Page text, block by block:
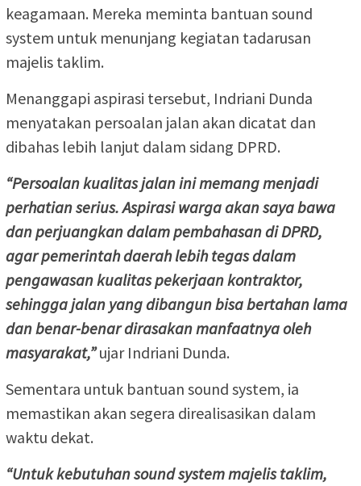
keagamaan. Mereka meminta bantuan sound
system untuk menunjang kegiatan tadarusan
majelis taklim.
Menanggapi aspirasi tersebut, Indriani Dunda
menyatakan persoalan jalan akan dicatat dan
dibahas lebih lanjut dalam sidang DPRD.
“Persoalan kualitas jalan ini memang menjadi
perhatian serius. Aspirasi warga akan saya bawa
dan perjuangkan dalam pembahasan di DPRD,
agar pemerintah daerah lebih tegas dalam
pengawasan kualitas pekerjaan kontraktor,
sehingga jalan yang dibangun bisa bertahan lama
dan benar-benar dirasakan manfaatnya oleh
masyarakat,”ujar Indriani Dunda.
Sementara untuk bantuan sound system, ia
memastikan akan segera direalisasikan dalam
waktu dekat.
“Untuk kebutuhan sound system majelis taklim,